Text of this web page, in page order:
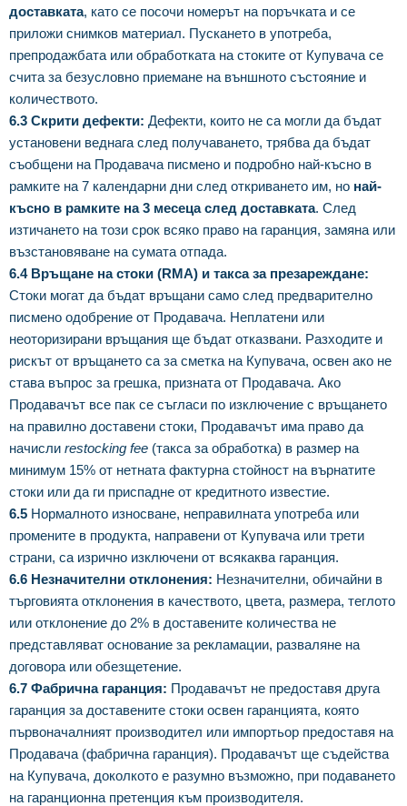
доставката, като се посочи номерът на поръчката и се
приложи снимков материал. Пускането в употреба,
препродажбата или обработката на стоките от Купувача се
счита за безусловно приемане на външното състояние и
количеството.
6.3 Скрити дефекти: Дефекти, които не са могли да бъдат
установени веднага след получаването, трябва да бъдат
съобщени на Продавача писмено и подробно най-късно в
рамките на 7 календарни дни след откриването им, но най-
късно в рамките на 3 месеца след доставката. След
изтичането на този срок всяко право на гаранция, замяна или
възстановяване на сумата отпада.
6.4 Връщане на стоки (RMA) и такса за презареждане:
Стоки могат да бъдат връщани само след предварително
писмено одобрение от Продавача. Неплатени или
неоторизирани връщания ще бъдат отказвани. Разходите и
рискът от връщането са за сметка на Купувача, освен ако не
става въпрос за грешка, призната от Продавача. Ако
Продавачът все пак се съгласи по изключение с връщането
на правилно доставени стоки, Продавачът има право да
начисли restocking fee (такса за обработка) в размер на
минимум 15% от нетната фактурна стойност на върнатите
стоки или да ги приспадне от кредитното известие.
6.5 Нормалното износване, неправилната употреба или
промените в продукта, направени от Купувача или трети
страни, са изрично изключени от всякаква гаранция.
6.6 Незначителни отклонения: Незначителни, обичайни в
търговията отклонения в качеството, цвета, размера, теглото
или отклонение до 2% в доставените количества не
представляват основание за рекламации, разваляне на
договора или обезщетение.
6.7 Фабрична гаранция: Продавачът не предоставя друга
гаранция за доставените стоки освен гаранцията, която
първоначалният производител или импортьор предоставя на
Продавача (фабрична гаранция). Продавачът ще съдейства
на Купувача, доколкото е разумно възможно, при подаването
на гаранционна претенция към производителя.